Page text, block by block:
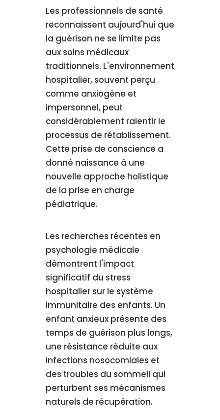
Les professionnels de santé
reconnaissent aujourd'hui que
la guérison ne se limite pas
aux soins médicaux
traditionnels. L'environnement
hospitalier, souvent perçu
comme anxiogène et
impersonnel, peut
considérablement ralentir le
processus de rétablissement.
Cette prise de conscience a
donné naissance à une
nouvelle approche holistique
de la prise en charge
pédiatrique.
Les recherches récentes en
psychologie médicale
démontrent l'impact
significatif du stress
hospitalier sur le système
immunitaire des enfants. Un
enfant anxieux présente des
temps de guérison plus longs,
une résistance réduite aux
infections nosocomiales et
des troubles du sommeil qui
perturbent ses mécanismes
naturels de récupération.